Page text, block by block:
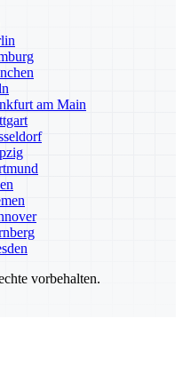
am Main
vorbehalten.